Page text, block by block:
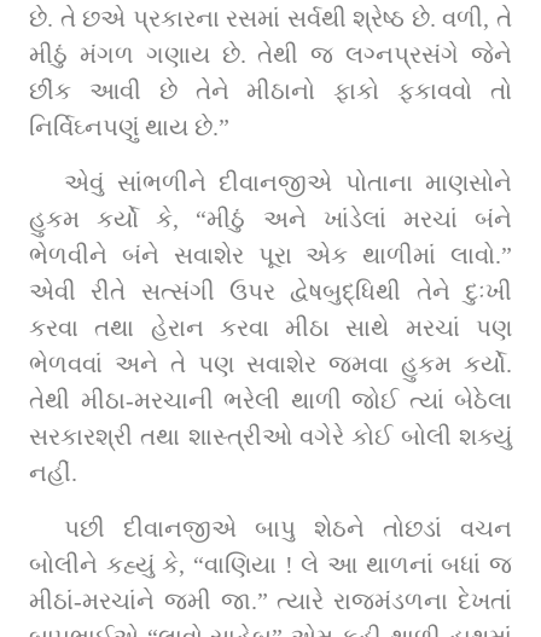
છે. તે છએ પ્રકારના રસમાં સર્વથી શ્રેષ્ઠ છે. વળી, તે
મીઠું મંગળ ગણાય છે. તેથી જ લગ્નપ્રસંગે જેને
છીંક આવી છે તેને મીઠાનો ફાકો ફકાવવો તો
નિર્વિઘ્નપણું થાય છે.”
એવું સાંભળીને દીવાનજીએ પોતાના માણસોને
હુકમ કર્યો કે, “મીઠું અને ખાંડેલાં મરચાં બંને
ભેળવીને બંને સવાશેર પૂરા એક થાળીમાં લાવો.”
એવી રીતે સત્સંગી ઉપર દ્વેષબુદ્ધિથી તેને દુઃખી
કરવા તથા હેરાન કરવા મીઠા સાથે મરચાં પણ
ભેળવવાં અને તે પણ સવાશેર જમવા હુકમ કર્યો.
તેથી મીઠા-મરચાની ભરેલી થાળી જોઈ ત્યાં બેઠેલા
સરકારશ્રી તથા શાસ્ત્રીઓ વગેરે કોઈ બોલી શક્યું
નહીં.
પછી દીવાનજીએ બાપુ શેઠને તોછડાં વચન
બોલીને કહ્યું કે, “વાણિયા ! લે આ થાળનાં બધાં જ
મીઠાં-મરચાંને જમી જા.” ત્યારે રાજમંડળના દેખતાં